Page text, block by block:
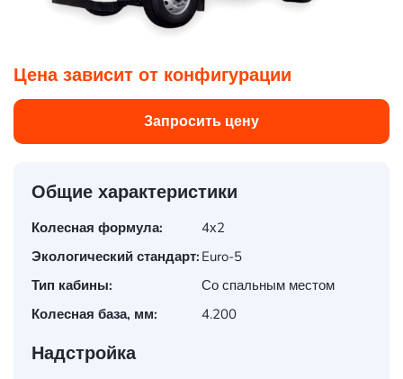
Цена зависит от конфигурации
Запросить цену
Общие характеристики
Колесная формула:
4х2
Экологический стандарт: Euro-5
Тип кабины:
Со спальным местом
Колесная база, мм:
4.200
Надстройка